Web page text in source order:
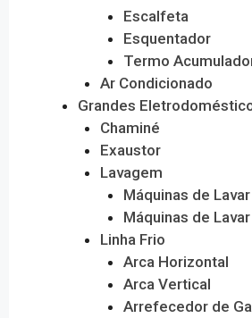
Escalfeta
Esquentador
Termo
Ar Condicionado
Grandes
Chaminé
Exaustor
Lavagem
Máquinas de
Máquinas de
Linha Frio
Arca Horizontal
Arca Vertical
Arrefecedor de